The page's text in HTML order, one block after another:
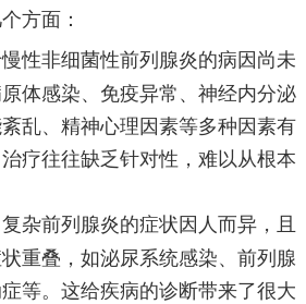
方面：
慢性非细菌性前列腺炎的病因尚未
体感染、免疫异常、神经内分泌
乱、精神心理因素等多种因素有
疗往往缺乏针对性，难以从根本
复杂前列腺炎的症状因人而异，且
重叠，如泌尿系统感染、前列腺
等。这给疾病的诊断带来了很大